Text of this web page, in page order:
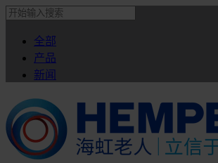
全部
产品
新闻